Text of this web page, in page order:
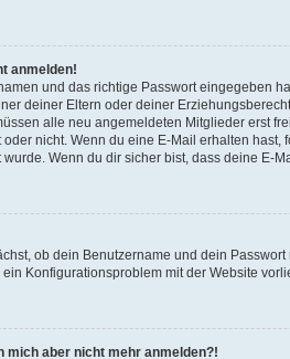
anmelden!
und das richtige Passwort eingegeben
deiner Eltern oder deiner
alle neu angemeldeten Mitglieder erst
nicht. Wenn du eine E-Mail erhalten
Wenn du dir sicher bist, dass deine E-
ob dein Benutzername und dein
Konfigurationsproblem mit der Website
mich aber nicht mehr anmelden?!